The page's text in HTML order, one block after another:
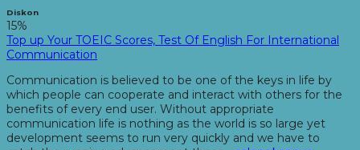
Diskon
15%
Top up Your TOEIC Scores, Test Of English For International
Communication
Communication is believed to be one of the keys in life by
which people can cooperate and interact with others for the
benefits of every end user. Without appropriate
communication life is nothing as the world is so large yet
development seems to run very quickly and we have to